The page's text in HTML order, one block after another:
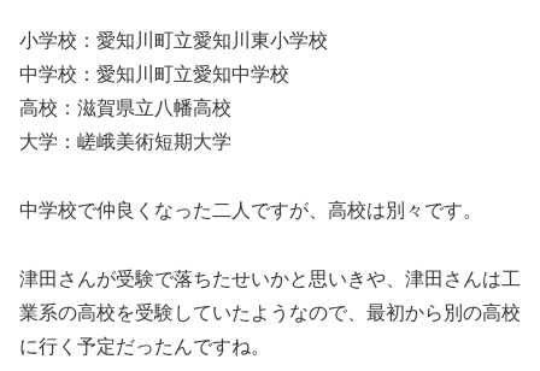
小学校：愛知川町立愛知川東小学校
中学校：愛知川町立愛知中学校
高校：滋賀県立八幡高校
大学：嵯峨美術短期大学
中学校で仲良くなった二人ですが、高校は別々です。
津田さんが受験で落ちたせいかと思いきや、津田さんは工
業系の高校を受験していたようなので、最初から別の高校
に行く予定だったんですね。